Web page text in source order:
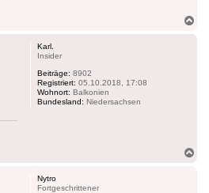
Karl.
Insider
Beiträge: 8902
Registriert: 05.10.2018, 17:08
Wohnort: Balkonien
Bundesland: Niedersachsen
Nytro
Fortgeschrittener